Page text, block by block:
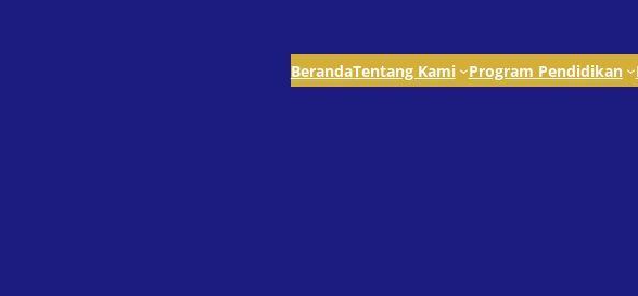
BerandaTentang Kami Program Pendidikan